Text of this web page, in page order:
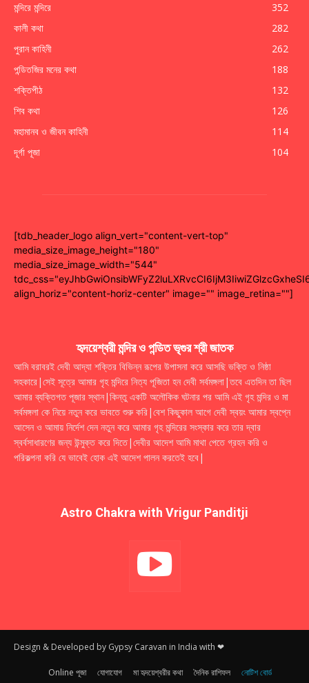
মন্দিরে মন্দিরে
352
কালী কথা
282
পুরান কাহিনী
262
পন্ডিতজির মনের কথা
188
শক্তিপীঠ
132
শিব কথা
126
মহামানব ও জীবন কাহিনী
114
দূর্গা পূজা
104
[tdb_header_logo align_vert="content-vert-top"
media_size_image_height="180"
media_size_image_width="544"
align_horiz="content-horiz-center" image="" image_retina=""]
হৃদয়েশ্বরী মন্দির ও পন্ডিত ভৃগুর শ্রী জাতক
আমি বরাবরই দেবী আদ্যা শক্তির বিভিন্ন রূপের উপাসনা করে আসছি ভক্তি ও নিষ্ঠা
সহকারে|সেই সূত্রে আমার গৃহ মন্দিরে নিত্য পূজিতা হন দেবী সর্বমঙ্গলা|তবে এতদিন তা ছিল
আমার ব্যক্তিগত পূজার স্থান|কিন্তু একটি অলৌকিক ঘটনার পর আমি এই গৃহ মন্দির ও মা
সর্বমঙ্গলা কে নিয়ে নতুন করে ভাবতে শুরু করি|বেশ কিছুকাল আগে দেবী স্বয়ং আমার স্বপ্নে
আসেন ও আমায় নির্দেশ দেন নতুন করে আমার গৃহ মন্দিরের সংস্কার করে তার দ্বার
স্বর্বসাধারণের জন্য উন্মুক্ত করে দিতে|দেবীর আদেশ আমি মাথা পেতে গ্রহন করি ও
পরিকল্পনা করি যে ভাবেই হোক এই আদেশ পালন করতেই হবে|
Astro Chakra with Vrigur Panditji
Design & Developed by Gypsy Caravan in India with ❤
Online পূজা যোগাযোগ মা হৃদয়েশ্বরীর কথা দৈনিক রাশিফল নোটিশ বোর্ড